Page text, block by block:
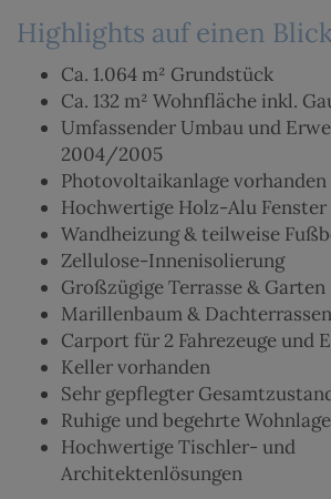
Highlights auf einen
Ca. 1.064 m² Grundstück
Ca. 132 m² Wohnfläche inkl.
Umfassender Umbau und
2004/2005
Photovoltaikanlage vorhanden
Hochwertige Holz-Alu Fenster
Wandheizung & teilweise
Zellulose-Innenisolierung
Großzügige Terrasse & Garten
Marillenbaum &
Carport für 2 Fahrezeuge und
Keller vorhanden
Sehr gepflegter
Ruhige und begehrte Wohnlage
Hochwertige Tischler- und
Architektenlösungen